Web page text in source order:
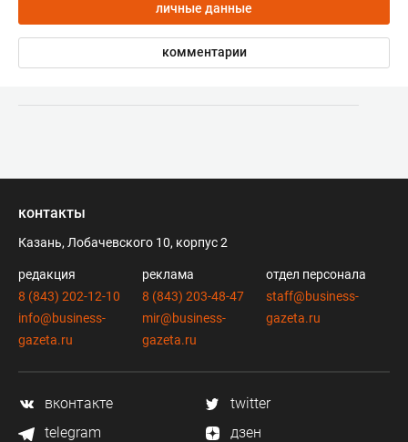
личные данные
комментарии
контакты
Казань, Лобачевского 10, корпус 2
редакция
8 (843) 202-12-10
info@business-
gazeta.ru
реклама
8 (843) 203-48-47
mir@business-
gazeta.ru
отдел персонала
staff@business-
gazeta.ru
вконтакте
twitter
telegram
дзен